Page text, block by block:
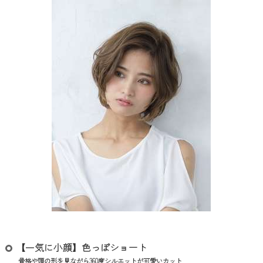
【一気に小顔】色っぽショート
骨格や頭の形を見ながら360度シルエットが可愛いカット